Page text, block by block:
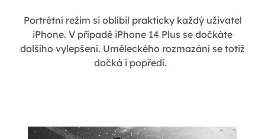
Portrétní režim si oblíbil prakticky každý uživatel
iPhone. V případě iPhone 14 Plus se dočkáte
dalšího vylepšení. Uměleckého rozmazání se totiž
dočká i popředí.